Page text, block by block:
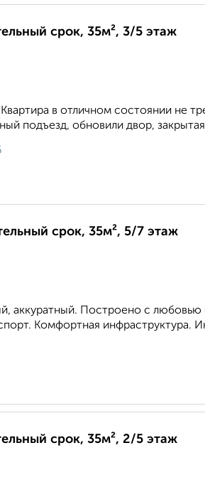
срок, 35м², 3/5 этаж
Квартира в отличном состоянии не
подъезд, обновили двор,
срок, 35м², 5/7 этаж
аккуратный. Построено с любовью
Комфортная инфраструктура.
срок, 35м², 2/5 этаж